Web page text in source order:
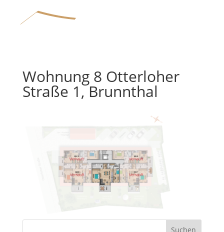
Home
Referenzen
Wohnung 8 Otterloher
Straße 1, Brunnthal
Suchen